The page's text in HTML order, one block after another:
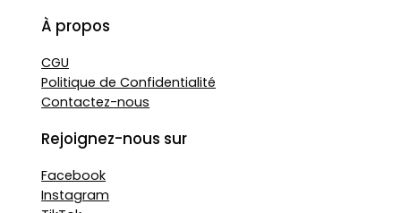
À propos
CGU
Politique de Confidentialité
Contactez-nous
Rejoignez-nous sur
Facebook
Instagram